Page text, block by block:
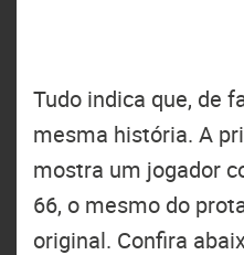
Tudo indica que, de
mesma história. A
mostra um jogador
66, o mesmo do
original. Confira